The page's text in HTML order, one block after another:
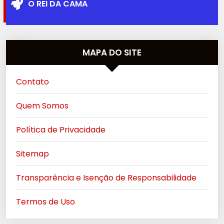
O REI DA CAMA
MAPA DO SITE
Contato
Quem Somos
Política de Privacidade
Sitemap
Transparência e Isenção de Responsabilidade
Termos de Uso